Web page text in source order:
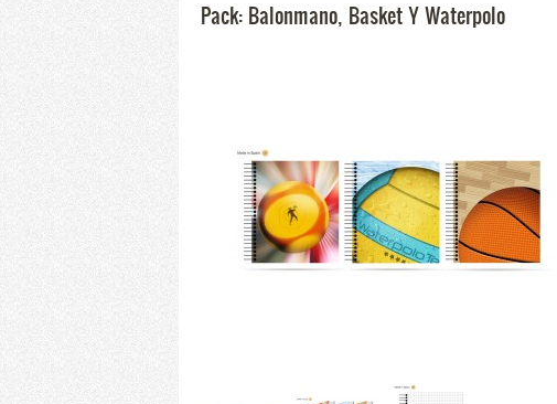
Pack: Balonmano, Basket Y Waterpolo